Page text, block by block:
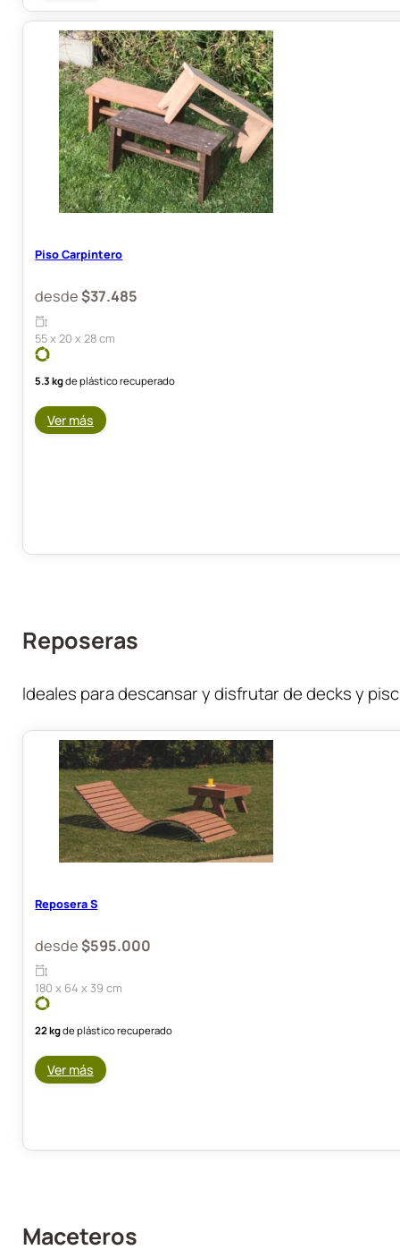
Piso Carpintero
desde$37.485
55 x 20 x 28 cm
5.3 kgde plástico recuperado
Ver más
Reposeras
Ideales para descansar y disfrutar de decks y
Reposera S
desde$595.000
180 x 64 x 39 cm
22 kgde plástico recuperado
Ver más
Maceteros